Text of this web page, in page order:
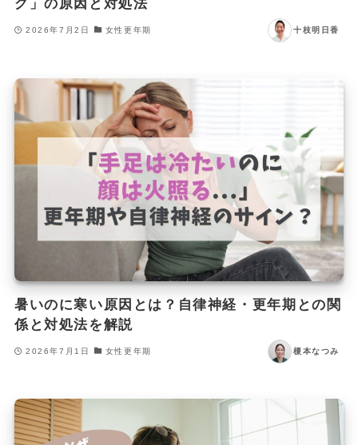
グ」の原因と対処法
2026年7月2日 女性更年期 十枝明日香
暑いのに寒い原因とは？自律神経・更年期との関
係と対処法を解説
2026年7月1日 女性更年期 榎本なつみ